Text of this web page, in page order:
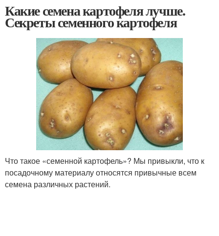
Какие семена картофеля лучше.
Секреты семенного картофеля
Что такое «семенной картофель»? Мы привыкли, что к
посадочному материалу относятся привычные всем
семена различных растений.